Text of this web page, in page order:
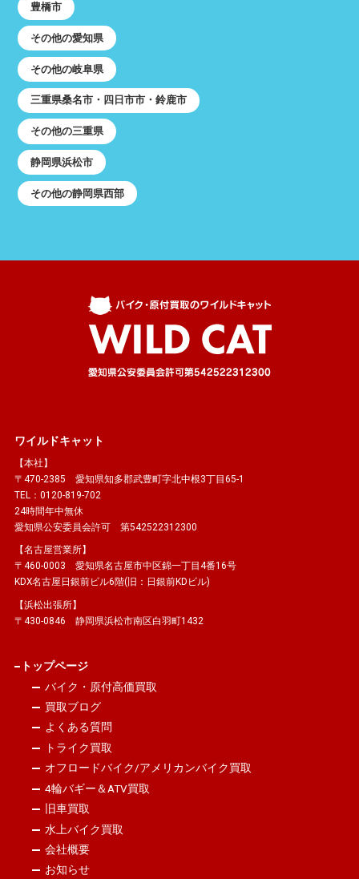
豊橋市
その他の愛知県
その他の岐阜県
三重県桑名市・四日市市・鈴鹿市
その他の三重県
静岡県浜松市
その他の静岡県西部
ワイルドキャット
【本社】
〒470-2385 愛知県知多郡武豊町字北中根3丁目65-1
TEL：0120-819-702
24時間年中無休
愛知県公安委員会許可 第542522312300
【名古屋営業所】
〒460-0003 愛知県名古屋市中区錦一丁目4番16号
KDX名古屋日銀前ビル6階(旧：日銀前KDビル)
【浜松出張所】
〒430-0846 静岡県浜松市南区白羽町1432
トップページ
バイク・原付高価買取
買取ブログ
よくある質問
トライク買取
オフロードバイク/アメリカンバイク買取
4輪バギー＆ATV買取
旧車買取
水上バイク買取
会社概要
お知らせ